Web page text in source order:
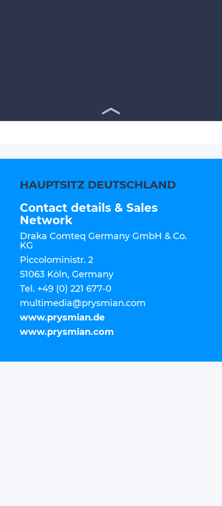
HAUPTSITZ DEUTSCHLAND
Contact details & Sales
Network
Draka Comteq Germany GmbH & Co.
KG
Piccoloministr. 2
51063 Köln, Germany
Tel. +49 (0) 221 677-0
multimedia@prysmian.com
www.prysmian.de
www.prysmian.com